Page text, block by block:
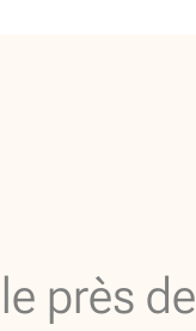
près de